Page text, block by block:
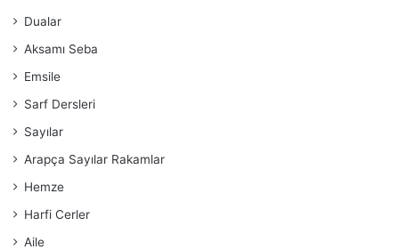
Dualar
Aksamı Seba
Emsile
Sarf Dersleri
Sayılar
Arapça Sayılar Rakamlar
Hemze
Harfi Cerler
Aile